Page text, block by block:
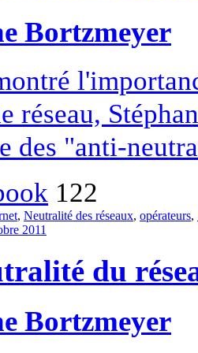
Bortzmeyer
réseau,
des "anti-
122
, Neutralité des réseaux, opérateurs,
2011
du
Bortzmeyer